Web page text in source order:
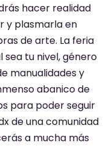
hacer realidad
y plasmarla en
de arte. La feria
sea tu nivel, género
manualidades y
abanico de
para poder seguir
de una comunidad
a mucha más